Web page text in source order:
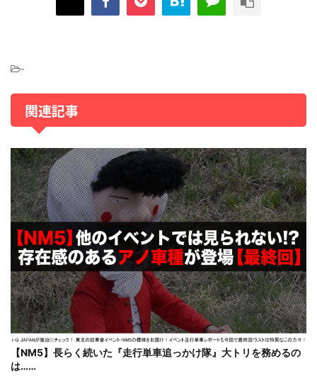
-
関連記事
【NM5】長らく続いた『走行単車追っかけ隊』大トリを務めるの
は……